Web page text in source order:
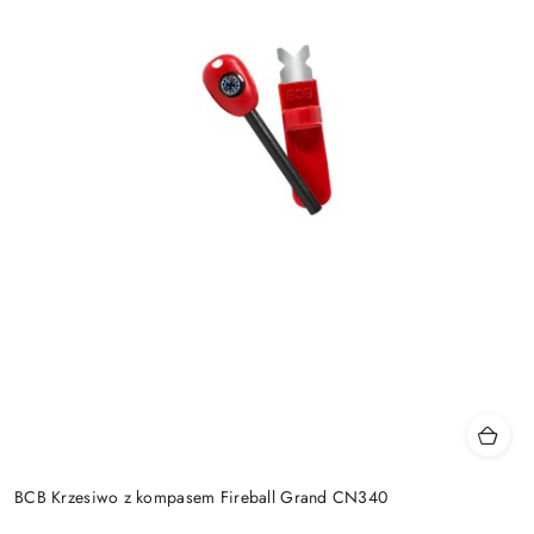
BCB Krzesiwo z kompasem Fireball Grand CN340